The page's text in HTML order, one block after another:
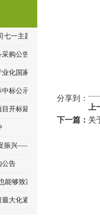
一主题党
购公告
化国家重
标公示
开标延期
振兴——七
开展插秧助
公告
能够致富”
大化避免
分享到：
下一篇： 关